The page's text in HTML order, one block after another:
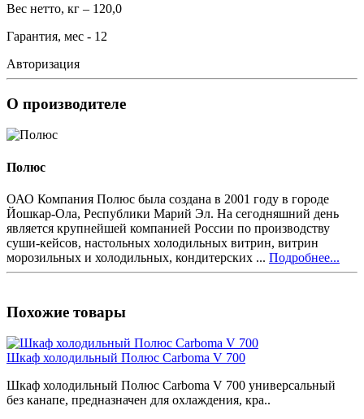
Вес нетто, кг – 120,0
Гарантия, мес - 12
Авторизация
О производителе
Полюс
ОАО Компания Полюс была создана в 2001 году в городе
Йошкар-Ола, Республики Марий Эл. На сегодняшний день
является крупнейшей компанией России по производству
суши-кейсов, настольных холодильных витрин, витрин
морозильных и холодильных, кондитерских ... Подробнее...
Похожие товары
Шкаф холодильный Полюс Carboma V 700
Шкаф холодильный Полюс Carboma V 700 универсальный
без канапе, предназначен для охлаждения, кра..